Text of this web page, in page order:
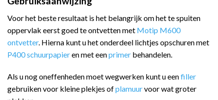
Voor het beste resultaat is het belangrijk om het te spuiten
oppervlak eerst goed te ontvetten met Motip M600
ontvetter. Hierna kunt u het onderdeel lichtjes opschuren met
P400 schuurpapieren met eenprimer behandelen.
Als u nog oneffenheden moet wegwerken kunt u eenfiller
gebruiken voor kleine plekjes ofplamuurvoor wat groter